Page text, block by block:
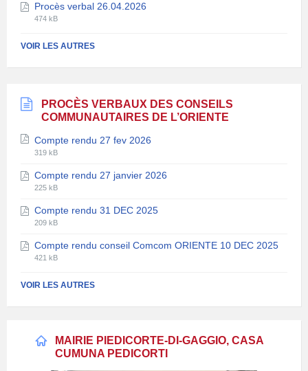
fichier:
pdf
fichier:
Procès verbal 26.04.2026
Extension
fichier:
Taille
fichier:
474 kB
VOIR LES AUTRES
PROCÈS VERBAUX DES CONSEILS
COMMUNAUTAIRES DE L’ORIENTE
Compte rendu 27 fev 2026
Extension
fichier:
pdf
Taille
fichier:
319 kB
Compte rendu 27 janvier 2026
Extension
fichier:
pdf
Taille
fichier:
225 kB
Compte rendu 31 DEC 2025
Extension
fichier:
pdf
Taille
fichier:
209 kB
Compte rendu conseil Comcom ORIENTE 10 DEC 2025
Extension
fichier:
Taille
fichier:
421 kB
VOIR LES AUTRES
MAIRIE PIEDICORTE-DI-GAGGIO, CASA
CUMUNA PEDICORTI